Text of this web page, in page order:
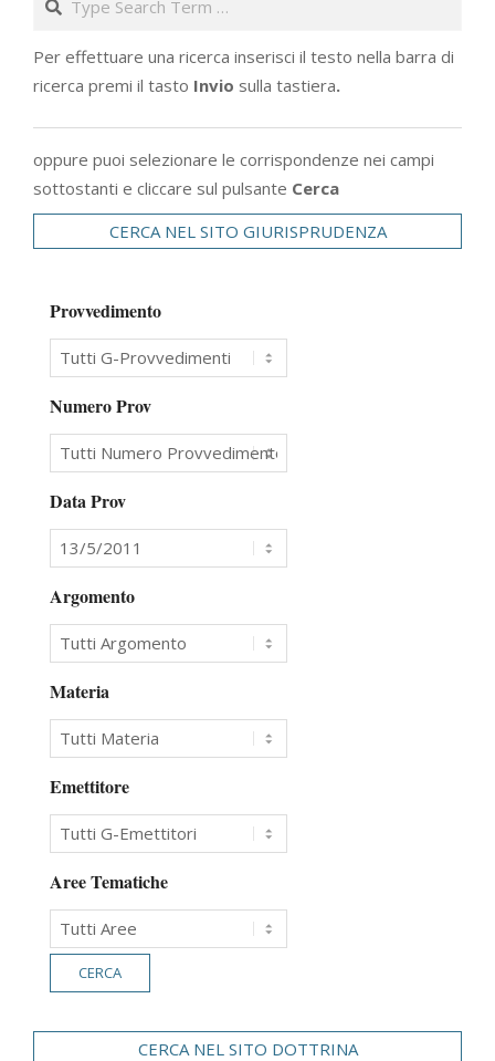
Per effettuare una ricerca inserisci il testo nella barra di
ricerca premi il tasto Invio sulla tastiera.
oppure puoi selezionare le corrispondenze nei campi
sottostanti e cliccare sul pulsante Cerca
CERCA NEL SITO GIURISPRUDENZA
Provvedimento
Numero Prov
Data Prov
Argomento
Materia
Emettitore
Aree Tematiche
CERCA NEL SITO DOTTRINA